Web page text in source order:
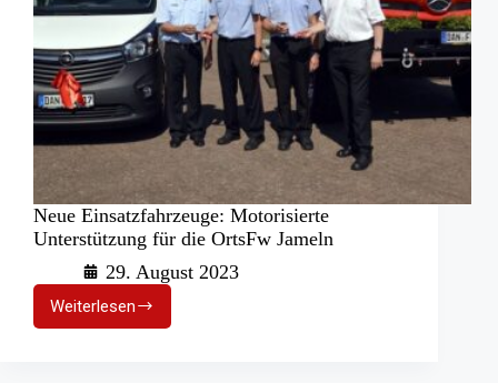
Neue Einsatzfahrzeuge: Motorisierte
Unterstützung für die OrtsFw Jameln
29. August 2023
Weiterlesen
Neue
Einsatzfahrzeuge: